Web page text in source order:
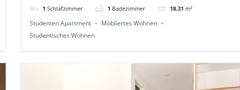
1 Schlafzimmer 1 Badezimmer 18.31 m²
Studenten Apartment
Möbliertes Wohnen
Studentisches Wohnen